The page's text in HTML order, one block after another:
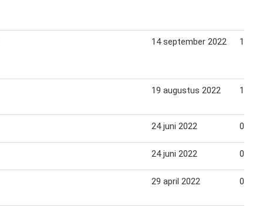
14 september 2022 11
19 augustus 2022 13
24 juni 2022 07
24 juni 2022 07
29 april 2022 06